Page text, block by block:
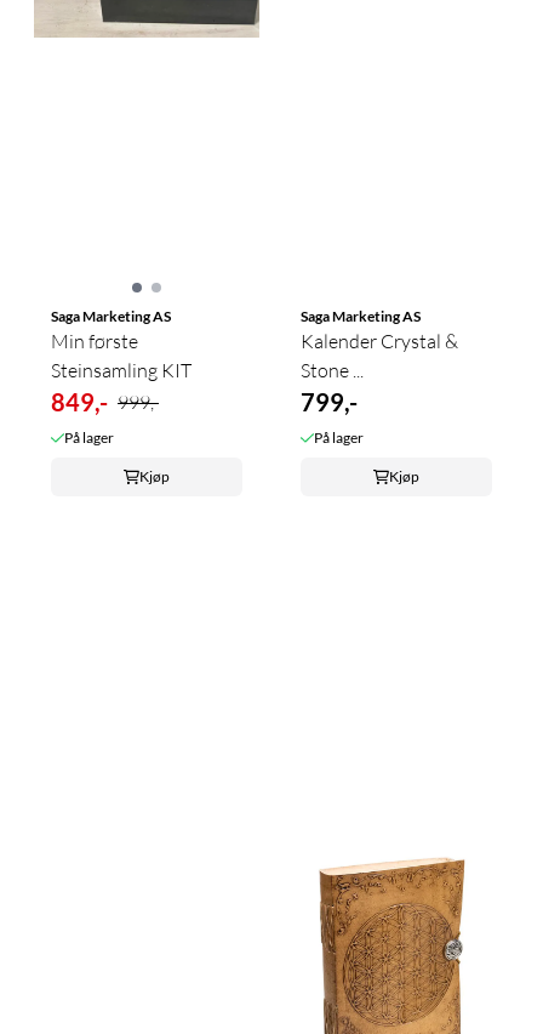
Saga Marketing AS
Min første
Steinsamling KIT
849,- 999,-
På lager
Kjøp
Saga Marketing AS
Kalender Crystal &
Stone ...
799,-
På lager
Kjøp